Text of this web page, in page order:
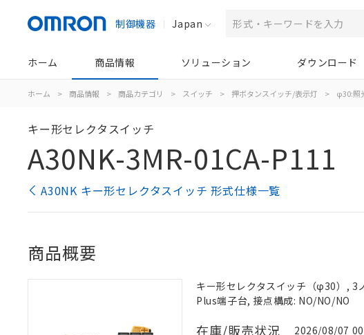
制御機器 Japan
ホーム 商品情報 ソリューション ダウンロード
ホーム > 商品情報 > 商品カテゴリ > スイッチ > 押ボタンスイッチ/表示灯 > φ30:照
キー形セレクタスイッチ
A30NK-3MR-01CA-P111
A30NK キー形セレクタスイッチ 形式仕様一覧
商品概要
キー形セレクタスイッチ（φ30）, 3
Plus端子台, 接点構成: NO/NO/NO
在庫/販売状況
2026/08/07